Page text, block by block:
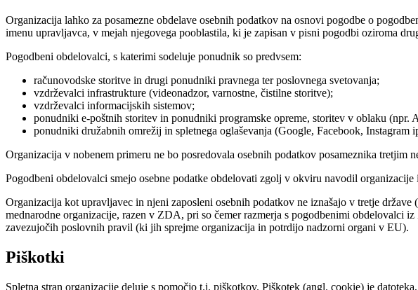
Organizacija lahko za posamezne obdelave osebnih podatkov na osnovi pogodbe o
imenu upravljavca, v mejah njegovega pooblastila, ki je zapisan v pisni pogodbi oziroma
Pogodbeni obdelovalci, s katerimi sodeluje ponudnik so predvsem:
računovodske storitve in drugi ponudniki pravnega ter poslovnega svetovanja;
vzdrževalci infrastrukture (videonadzor, varnostne, čistilne storitve);
vzdrževalci informacijskih sistemov;
ponudniki e-poštnih storitev in ponudniki programske opreme, storitev v oblaku (npr.
ponudniki družabnih omrežij in spletnega oglaševanja (Google, Facebook, Instagram
Organizacija v nobenem primeru ne bo posredovala osebnih podatkov posameznika tretjim
Pogodbeni obdelovalci smejo osebne podatke obdelovati zgolj v okviru navodil
Organizacija kot upravljavec in njeni zaposleni osebnih podatkov ne iznašajo v tretje
mednarodne organizacije, razen v ZDA, pri so čemer razmerja s pogodbenimi obdelovalci
zavezujočih poslovnih pravil (ki jih sprejme organizacija in potrdijo nadzorni organi v EU).
Piškotki
Spletna stran organizacije deluje s pomočjo t.i. piškotkov. Piškotek (angl. cookie) je